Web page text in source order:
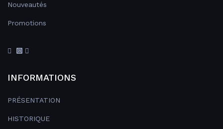
Nouveautés
Promotions
INFORMATIONS
PRÉSENTATION
HISTORIQUE